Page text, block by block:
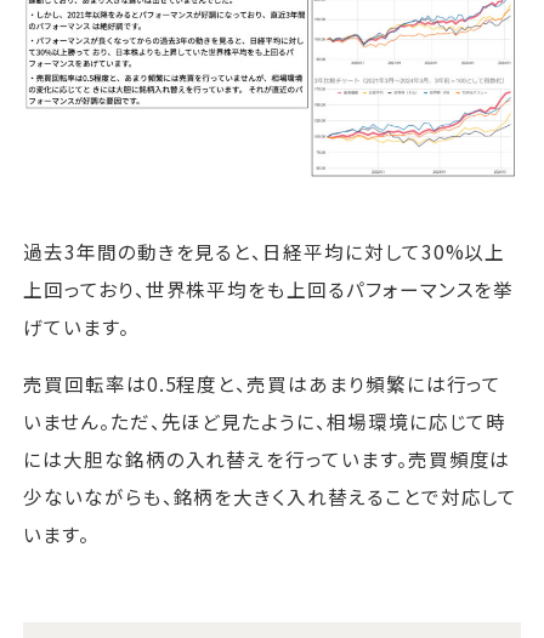
過去3年間の動きを見ると、日経平均に対して30%以上
上回っており、世界株平均をも上回るパフォーマンスを挙
げています。
売買回転率は0.5程度と、売買はあまり頻繁には行って
いません。ただ、先ほど見たように、相場環境に応じて時
には大胆な銘柄の入れ替えを行っています。売買頻度は
少ないながらも、銘柄を大きく入れ替えることで対応して
います。